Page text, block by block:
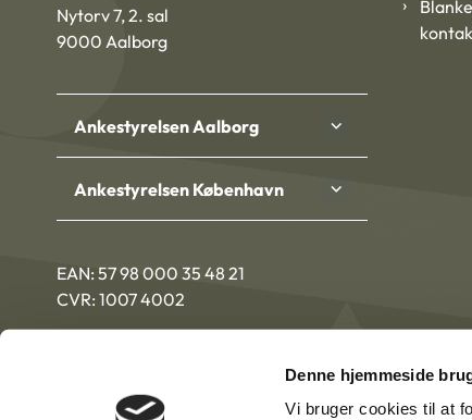
Denne hjemmeside
Vi bruger cookies til at
Nytorv 7, 2. sal
9000 Aalborg
Ankestyrelsen Aalborg
Ankestyrelsen København
EAN: 57 98 000 35 48 21
CVR: 1007 4002